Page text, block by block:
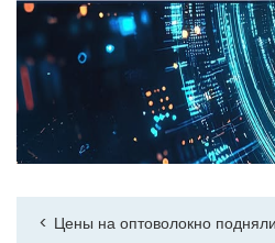
< Цены на оптоволокно